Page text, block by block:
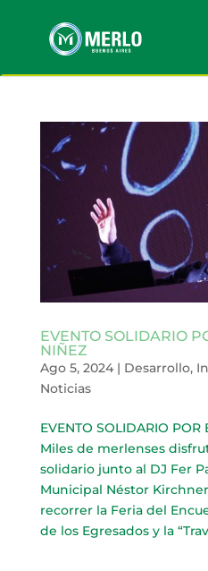
EVENTO SOLIDARIO
NIÑEZ
Ago 5, 2024| Desarrollo,
Noticias
EVENTO SOLIDARIO POR
Miles de merlenses
solidario junto al DJ Fer
Municipal Néstor
recorrer la Feria del
de los Egresados y la